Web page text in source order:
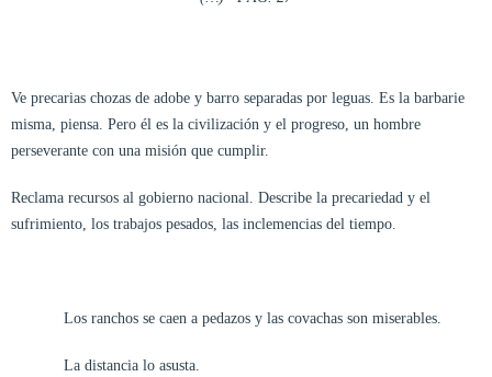
Ve precarias chozas de adobe y barro separadas por leguas. Es la barbarie
misma, piensa. Pero él es la civilización y el progreso, un hombre
perseverante con una misión que cumplir.
Reclama recursos al gobierno nacional. Describe la precariedad y el
sufrimiento, los trabajos pesados, las inclemencias del tiempo.
Los ranchos se caen a pedazos y las covachas son miserables.
La distancia lo asusta.